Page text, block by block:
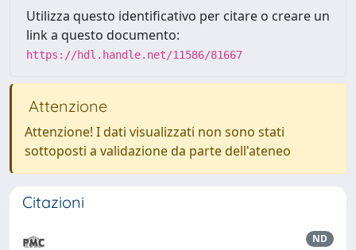
Utilizza questo identificativo per citare o creare un
link a questo documento:
https://hdl.handle.net/11586/81667
Attenzione
Attenzione! I dati visualizzati non sono stati
sottoposti a validazione da parte dell'ateneo
Citazioni
ND